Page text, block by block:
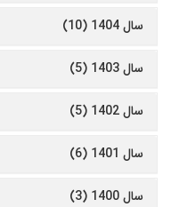
سال 1404 (10)
سال 1403 (5)
سال 1402 (5)
سال 1401 (6)
سال 1400 (3)